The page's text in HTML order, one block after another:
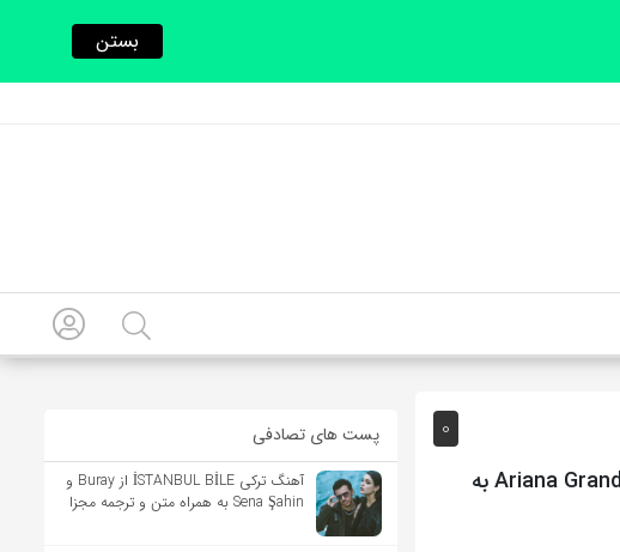
0
آهنگ انگلیسی Don’t Be Gone Too Long از Chris Brown و Ariana Grande به
پست های تصادفی
آهنگ ترکی İSTANBUL BİLE از Buray و
Sena Şahin به همراه متن و ترجمه مجزا
بستن